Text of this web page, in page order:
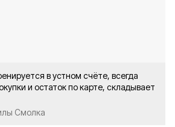
в устном счёте, всегда
и остаток по карте, складывает
Смолка